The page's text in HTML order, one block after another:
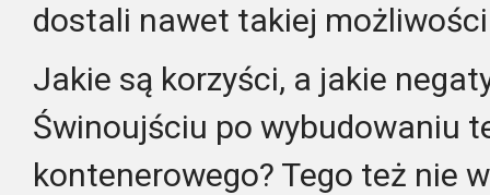
dostali nawet takiej
Jakie są korzyści, a jakie
Świnoujściu po wybudowaniu
kontenerowego? Tego też nie